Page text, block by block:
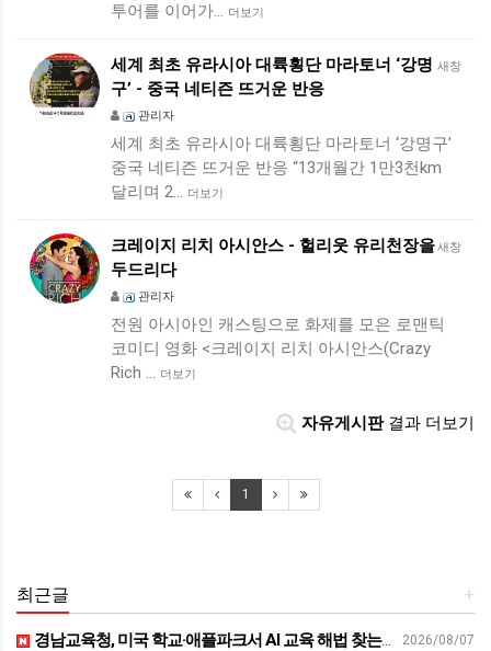
투어를 이어가… 더보기
새창
세계 최초 유라시아 대륙횡단 마라토너 ‘강명
구’ - 중국 네티즌 뜨거운 반응
관리자
세계 최초 유라시아 대륙횡단 마라토너 ‘강명구’
중국 네티즌 뜨거운 반응 “13개월간 1만3천km
달리며 2… 더보기
새창
크레이지 리치 아시안스 - 헐리웃 유리천장을
두드리다
관리자
전원 아시아인 캐스팅으로 화제를 모은 로맨틱
코미디 영화 <크레이지 리치 아시안스(Crazy
Rich … 더보기
자유게시판결과 더보기
1
+
최근글
2026/08/07
경남교육청, 미국 학교·애플파크서 AI 교육 해법 찾는다 - 스트레이트뉴스